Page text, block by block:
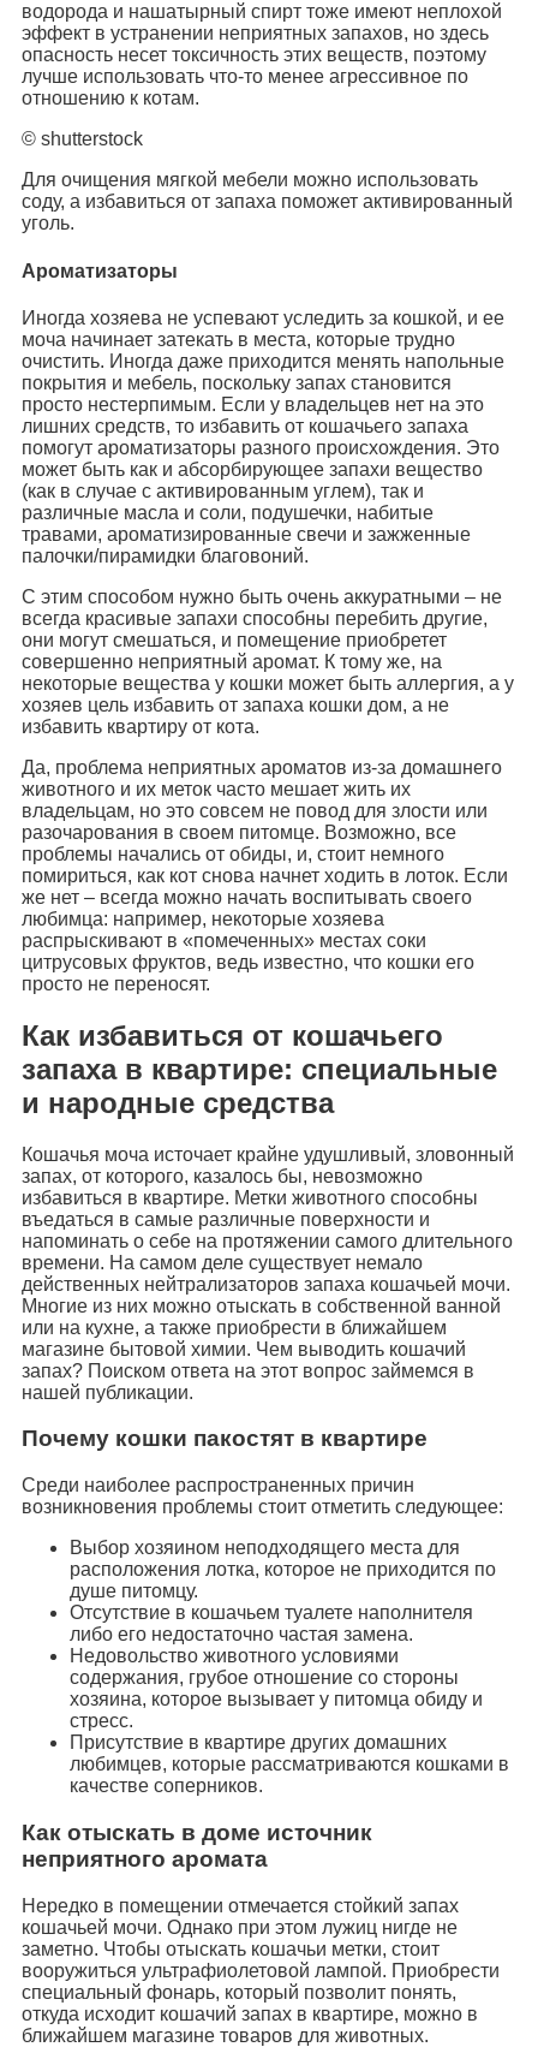
водорода и нашатырный спирт тоже имеют неплохой
эффект в устранении неприятных запахов, но здесь
опасность несет токсичность этих веществ, поэтому
лучше использовать что-то менее агрессивное по
отношению к котам.
© shutterstock
Для очищения мягкой мебели можно использовать
соду, а избавиться от запаха поможет активированный
уголь.
Ароматизаторы
Иногда хозяева не успевают уследить за кошкой, и ее
моча начинает затекать в места, которые трудно
очистить. Иногда даже приходится менять напольные
покрытия и мебель, поскольку запах становится
просто нестерпимым. Если у владельцев нет на это
лишних средств, то избавить от кошачьего запаха
помогут ароматизаторы разного происхождения. Это
может быть как и абсорбирующее запахи вещество
(как в случае с активированным углем), так и
различные масла и соли, подушечки, набитые
травами, ароматизированные свечи и зажженные
палочки/пирамидки благовоний.
С этим способом нужно быть очень аккуратными – не
всегда красивые запахи способны перебить другие,
они могут смешаться, и помещение приобретет
совершенно неприятный аромат. К тому же, на
некоторые вещества у кошки может быть аллергия, а у
хозяев цель избавить от запаха кошки дом, а не
избавить квартиру от кота.
Да, проблема неприятных ароматов из-за домашнего
животного и их меток часто мешает жить их
владельцам, но это совсем не повод для злости или
разочарования в своем питомце. Возможно, все
проблемы начались от обиды, и, стоит немного
помириться, как кот снова начнет ходить в лоток. Если
же нет – всегда можно начать воспитывать своего
любимца: например, некоторые хозяева
распрыскивают в «помеченных» местах соки
цитрусовых фруктов, ведь известно, что кошки его
просто не переносят.
Как избавиться от кошачьего
запаха в квартире: специальные
и народные средства
Кошачья моча источает крайне удушливый, зловонный
запах, от которого, казалось бы, невозможно
избавиться в квартире. Метки животного способны
въедаться в самые различные поверхности и
напоминать о себе на протяжении самого длительного
времени. На самом деле существует немало
действенных нейтрализаторов запаха кошачьей мочи.
Многие из них можно отыскать в собственной ванной
или на кухне, а также приобрести в ближайшем
магазине бытовой химии. Чем выводить кошачий
запах? Поиском ответа на этот вопрос займемся в
нашей публикации.
Почему кошки пакостят в квартире
Среди наиболее распространенных причин
возникновения проблемы стоит отметить следующее:
Выбор хозяином неподходящего места для
расположения лотка, которое не приходится по
душе питомцу.
Отсутствие в кошачьем туалете наполнителя
либо его недостаточно частая замена.
Недовольство животного условиями
содержания, грубое отношение со стороны
хозяина, которое вызывает у питомца обиду и
стресс.
Присутствие в квартире других домашних
любимцев, которые рассматриваются кошками в
качестве соперников.
Как отыскать в доме источник
неприятного аромата
Нередко в помещении отмечается стойкий запах
кошачьей мочи. Однако при этом лужиц нигде не
заметно. Чтобы отыскать кошачьи метки, стоит
вооружиться ультрафиолетовой лампой. Приобрести
специальный фонарь, который позволит понять,
откуда исходит кошачий запах в квартире, можно в
ближайшем магазине товаров для животных.